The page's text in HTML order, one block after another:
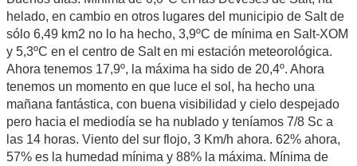
helado, en cambio en otros lugares del municipio de Salt de
sólo 6,49 km2 no lo ha hecho, 3,9ºC de mínima en Salt-XOM
y 5,3ºC en el centro de Salt en mi estación meteorológica.
Ahora tenemos 17,9º, la máxima ha sido de 20,4º. Ahora
tenemos un momento en que luce el sol, ha hecho una
mañana fantástica, con buena visibilidad y cielo despejado
pero hacia el mediodía se ha nublado y teníamos 7/8 Sc a
las 14 horas. Viento del sur flojo, 3 Km/h ahora. 62% ahora,
57% es la humedad mínima y 88% la máxima. Mínima de